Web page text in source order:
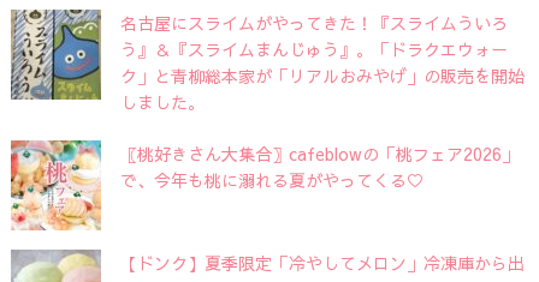
名古屋にスライムがやってきた！『スライムういろ
う』＆『スライムまんじゅう』。「ドラクエウォー
ク」と青柳総本家が「リアルおみやげ」の販売を開始
しました。
〖桃好きさん大集合〗cafeblowの「桃フェア2026」
で、今年も桃に溺れる夏がやってくる♡
【ドンク】夏季限定「冷やしてメロン」冷凍庫から出